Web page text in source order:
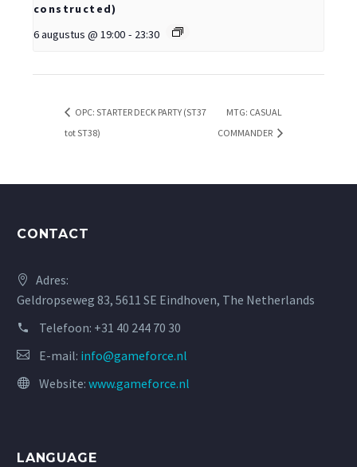
constructed)
6 augustus @ 19:00 - 23:30
OPC: STARTER DECK PARTY (ST37
tot ST38)
MTG: CASUAL
COMMANDER
CONTACT
Adres:
Geldropseweg 83, 5611 SE Eindhoven, The Netherlands
Telefoon: +31 40 244 70 30
E-mail: info@gameforce.nl
Website: www.gameforce.nl
LANGUAGE